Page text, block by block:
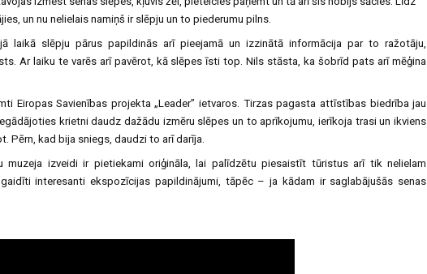
un nu nelielais namiņš ir slēpju un to piederumu pilns.
laikā slēpju pārus papildinās arī pieejamā un izzinātā informācija par to ražotāju,
Ar laiku te varēs arī pavērot, kā slēpes īsti top. Nils stāsta, ka šobrīd pats arī mēģina
Eiropas Savienības projekta „Leader” ietvaros. Tirzas pagasta attīstības biedrība jau
krietni daudz dažādu izmēru slēpes un to aprīkojumu, ierīkoja trasi un ikviens
Pērn, kad bija sniegs, daudzi to arī darīja.
muzeja izveidi ir pietiekami oriģināla, lai palīdzētu piesaistīt tūristus arī tik nelielam
interesanti ekspozīcijas papildinājumi, tāpēc – ja kādam ir saglabājušās senas